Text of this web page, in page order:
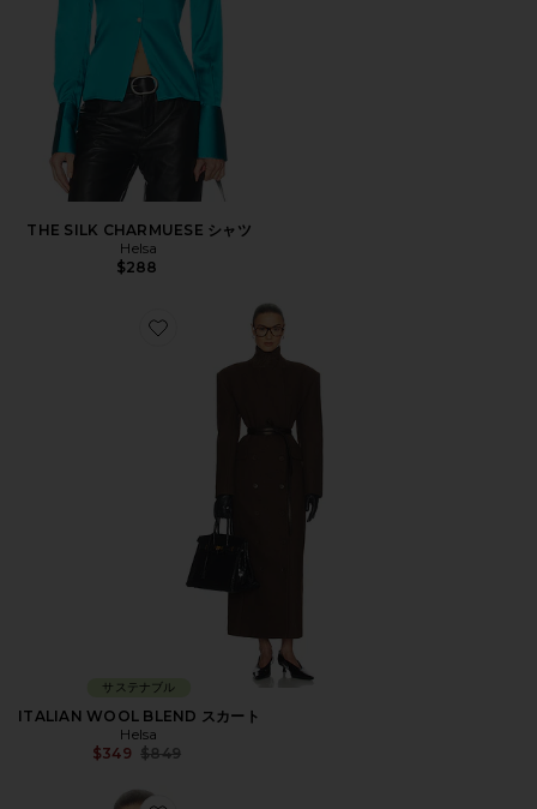
THE SILK CHARMUESE シャツ
Helsa
$288
Favorite ITALIAN WOOL BLEND スカート
サステナブル
ITALIAN WOOL BLEND スカート
Helsa
$349 Previous price:
$849